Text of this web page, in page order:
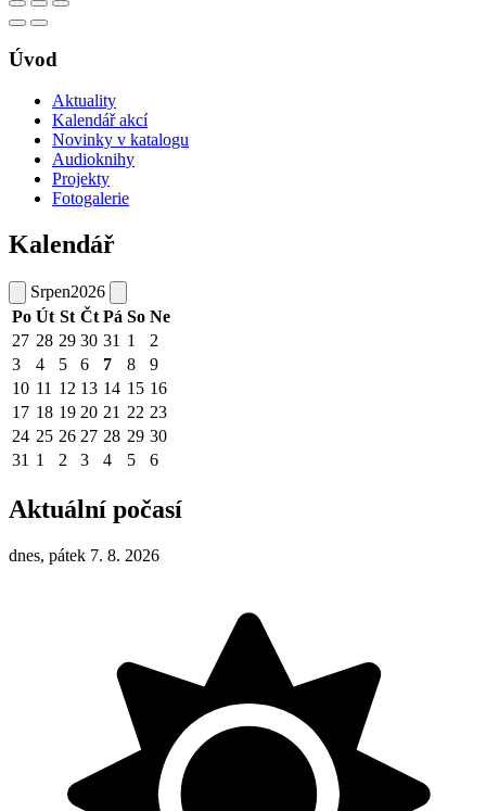
Úvod
Aktuality
Kalendář akcí
Novinky v katalogu
Audioknihy
Projekty
Fotogalerie
Kalendář
Srpen2026
Po Út St Čt Pá So Ne
27 28 29 30 31 1
2
3
4 5 6 7 8
9
10 11 12 13 14 15 16
17 18 19 20 21 22 23
24 25 26 27 28 29 30
31 1 2 3 4 5 6
Aktuální počasí
dnes, pátek 7. 8. 2026